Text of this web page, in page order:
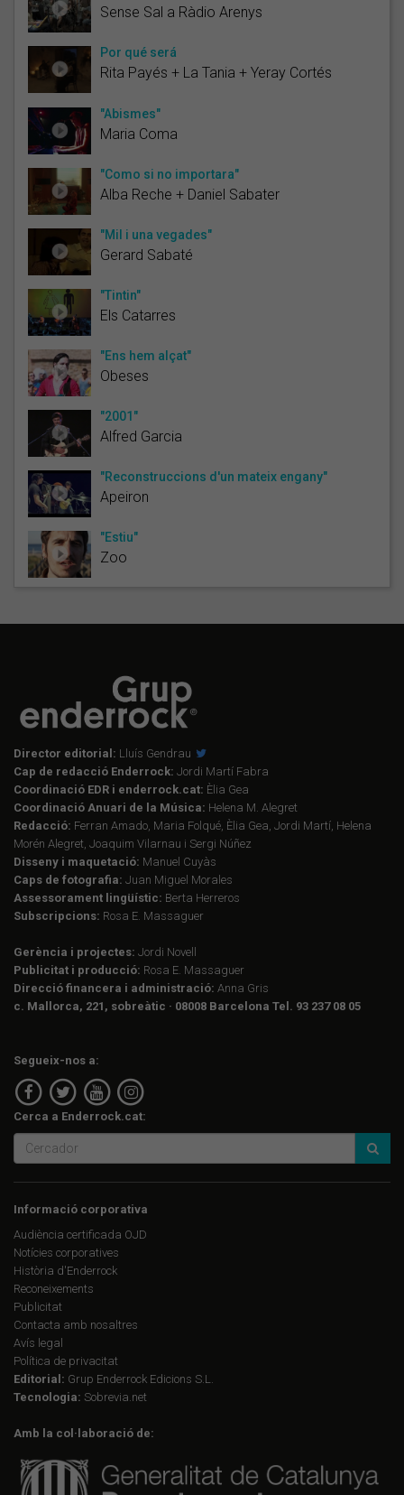
Sense Sal a Ràdio Arenys
Por qué será
Rita Payés + La Tania + Yeray Cortés
"Abismes"
Maria Coma
"Como si no importara"
Alba Reche + Daniel Sabater
"Mil i una vegades"
Gerard Sabaté
"Tintin"
Els Catarres
"Ens hem alçat"
Obeses
"2001"
Alfred Garcia
"Reconstruccions d'un mateix engany"
Apeiron
"Estiu"
Zoo
Director editorial: Lluís Gendrau
Cap de redacció Enderrock: Jordi Martí Fabra
Coordinació EDR i enderrock.cat: Èlia Gea
Coordinació Anuari de la Música: Helena M. Alegret
Redacció: Ferran Amado, Maria Folqué, Èlia Gea, Jordi Martí, Helena
Morén Alegret, Joaquim Vilarnau i Sergi Núñez
Disseny i maquetació: Manuel Cuyàs
Caps de fotografia: Juan Miguel Morales
Assessorament lingüístic: Berta Herreros
Subscripcions: Rosa E. Massaguer
Gerència i projectes: Jordi Novell
Publicitat i producció: Rosa E. Massaguer
Direcció financera i administració: Anna Gris
c. Mallorca, 221, sobreàtic · 08008 Barcelona Tel. 93 237 08 05
Segueix-nos a:
Cerca a Enderrock.cat:
Informació corporativa
Audiència certificada OJD
Notícies corporatives
Història d'Enderrock
Reconeixements
Publicitat
Contacta amb nosaltres
Avís legal
Política de privacitat
Editorial: Grup Enderrock Edicions S.L.
Tecnologia: Sobrevia.net
Amb la col·laboració de: